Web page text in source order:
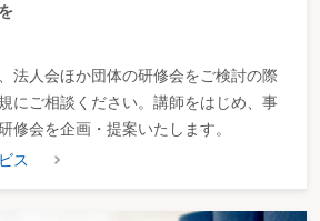
法人会ほか団体の研修会をご検討の際
にご相談ください。講師をはじめ、事
修会を企画・提案いたします。
ス